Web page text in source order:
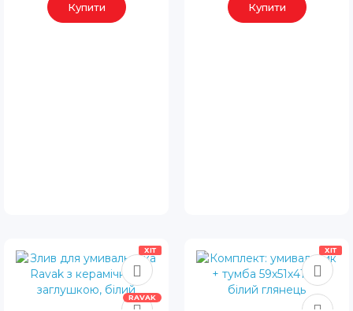
Купити Купити
ХІТ
RAVAK
ХІТ